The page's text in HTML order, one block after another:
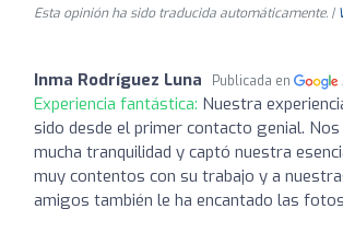
Esta opinión ha sido traducida automáticamente. |
Inma Rodríguez Luna Publicada en
Experiencia fantástica: Nuestra
sido desde el primer contacto genial.
mucha tranquilidad y captó nuestra
muy contentos con su trabajo y a
amigos también le ha encantado las